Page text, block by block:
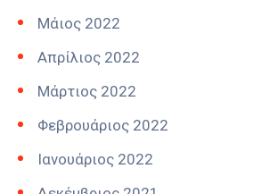
Μάιος 2022
Απρίλιος 2022
Μάρτιος 2022
Φεβρουάριος 2022
Ιανουάριος 2022